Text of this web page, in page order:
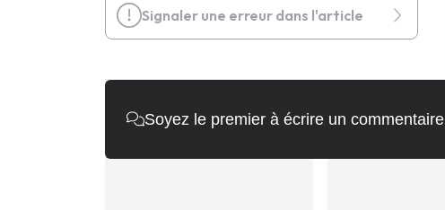
Signaler une erreur dans l'article
Soyez le premier à écrire un commentaire